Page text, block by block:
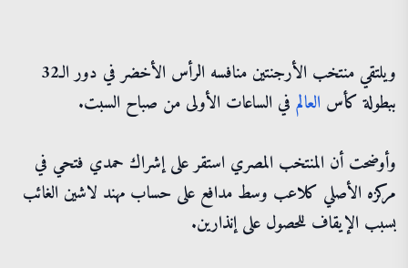
ويلتقي منتخب الأرجنتين منافسه الرأس الأخضر في دور الـ32
ببطولة كأس العالم في الساعات الأولى من صباح السبت.
وأوضحت أن المنتخب المصري استقر على إشراك حمدي فتحي في
مركزه الأصلي كلاعب وسط مدافع على حساب مهند لاشين الغائب
بسبب الإيقاف للحصول على إنذارين.